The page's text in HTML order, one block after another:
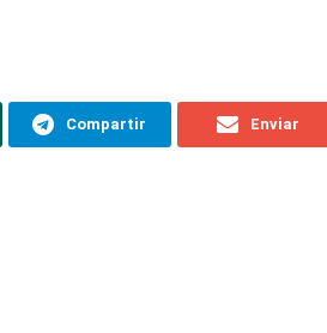
Compartir Enviar